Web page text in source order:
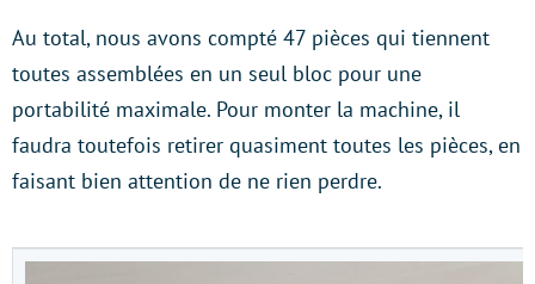
Au total, nous avons compté 47 pièces qui tiennent
toutes assemblées en un seul bloc pour une
portabilité maximale. Pour monter la machine, il
faudra toutefois retirer quasiment toutes les pièces, en
faisant bien attention de ne rien perdre.